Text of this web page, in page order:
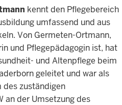
kennt den Pflegebereich
umfassend und aus
Von Germeten-Ortmann,
und Pflegepädagogin ist, hat
und Altenpflege beim
geleitet und war als
zuständigen
an der Umsetzung des